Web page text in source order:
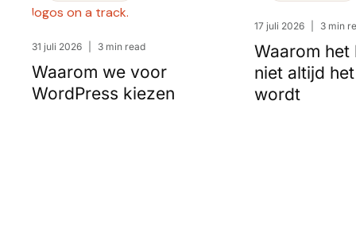
31 juli 2026 3 min read
Waarom we voor
WordPress kiezen
17 juli 2026 3 min
Waarom
niet altijd
wordt